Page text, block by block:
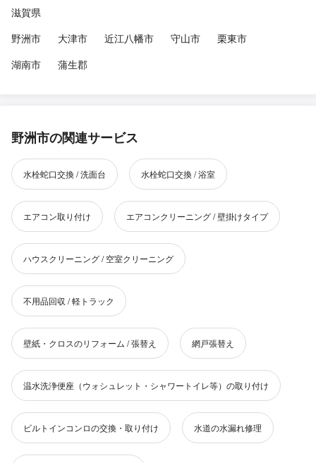
滋賀県
野洲市
大津市 近江八幡市 守山市
栗東市
湖南市
蒲生郡
野洲市の関連サービス
水栓蛇口交換 / 洗面台 水栓蛇口交換 / 浴室
エアコン取り付け エアコンクリーニング / 壁掛けタイプ
ハウスクリーニング / 空室クリーニング
不用品回収 / 軽トラック
壁紙・クロスのリフォーム / 張替え 網戸張替え
温水洗浄便座（ウォシュレット・シャワートイレ等）の取り付け
ビルトインコンロの交換・取り付け 水道の水漏れ修理